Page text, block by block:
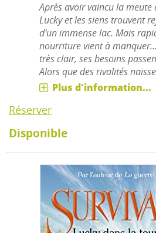
Après avoir vaincu la meute
Lucky et les siens trouvent
d'un immense lac. Mais
nourriture vient à
très clair, ses besoins
Alors que des rivalités
Plus d'information...
Réserver
Disponible